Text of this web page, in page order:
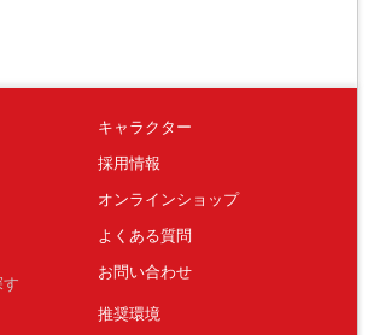
キャラクター
採用情報
オンラインショップ
よくある質問
お問い合わせ
推奨環境